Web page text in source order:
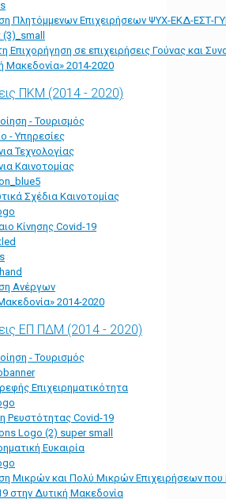
Πλητόμμενων Επιχειρήσεων ΨΥΧ-ΕΚΔ-ΕΣΤ-
Επιχορήγηση σε επιχειρήσεις Γούνας και
Μακεδονία» 2014-2020
ΠΚΜ (2014 - 2020)
- Τουρισμός
- Υπηρεσίες
Τεχνολογίας
Καινοτομίας
Σχέδια Καινοτομίας
Κίνησης Covid-19
Ανέργων
2014-2020
ΕΠ ΠΔΜ (2014 - 2020)
- Τουρισμός
Επιχειρηματικότητα
Ρευστότητας Covid-19
Ευκαιρία
Μικρών και Πολύ Μικρών Επιχειρήσεων
στην Δυτική Μακεδονία